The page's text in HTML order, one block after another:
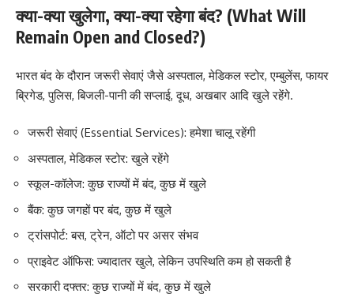
क्या-क्या खुलेगा, क्या-क्या रहेगा बंद? (What Will
Remain Open and Closed?)
भारत बंद के दौरान जरूरी सेवाएं जैसे अस्पताल, मेडिकल स्टोर, एम्बुलेंस, फायर
ब्रिगेड, पुलिस, बिजली-पानी की सप्लाई, दूध, अखबार आदि खुले रहेंगे.
जरूरी सेवाएं (Essential Services): हमेशा चालू रहेंगी
अस्पताल, मेडिकल स्टोर: खुले रहेंगे
स्कूल-कॉलेज: कुछ राज्यों में बंद, कुछ में खुले
बैंक: कुछ जगहों पर बंद, कुछ में खुले
ट्रांसपोर्ट: बस, ट्रेन, ऑटो पर असर संभव
प्राइवेट ऑफिस: ज्यादातर खुले, लेकिन उपस्थिति कम हो सकती है
सरकारी दफ्तर: कुछ राज्यों में बंद, कुछ में खुले